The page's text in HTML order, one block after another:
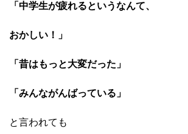
「中学生が疲れるというなんて、
おかしい！」
「昔はもっと大変だった」
「みんながんばっている」
と言われても